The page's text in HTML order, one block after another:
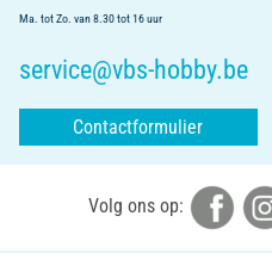
Ma. tot Zo. van 8.30 tot 16 uur
service@vbs-hobby.be
Contactformulier
Volg ons op: